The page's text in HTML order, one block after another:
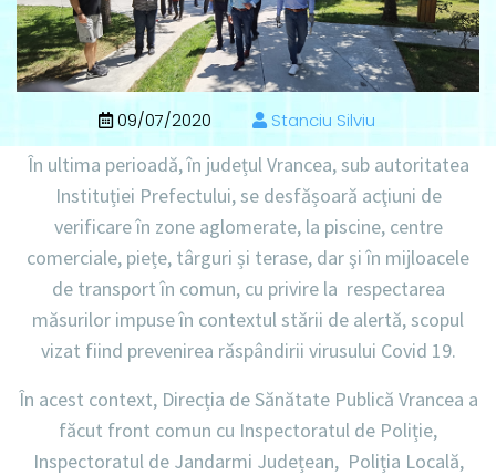
09/07/2020 Stanciu Silviu
În ultima perioadă, în județul Vrancea, sub autoritatea
Instituției Prefectului, se desfășoară acţiuni de
verificare în zone aglomerate, la piscine, centre
comerciale, piețe, târguri și terase, dar şi în mijloacele
de transport în comun, cu privire la respectarea
măsurilor impuse în contextul stării de alertă, scopul
vizat fiind prevenirea răspândirii virusului Covid 19.
În acest context, Direcția de Sănătate Publică Vrancea a
făcut front comun cu Inspectoratul de Poliție,
Inspectoratul de Jandarmi Județean, Poliția Locală,